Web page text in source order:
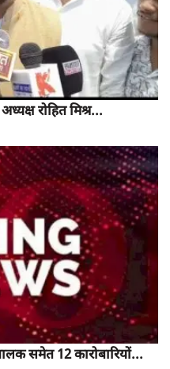
रोहित मिश्र...
समेत 12 कारोबारियों...